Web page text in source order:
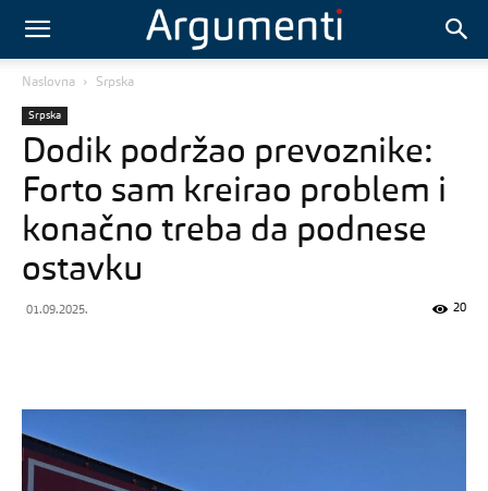
Naslovna Srpska
Srpska
Dodik podržao prevoznike:
Forto sam kreirao problem i
konačno treba da podnese
ostavku
01.09.2025. 20